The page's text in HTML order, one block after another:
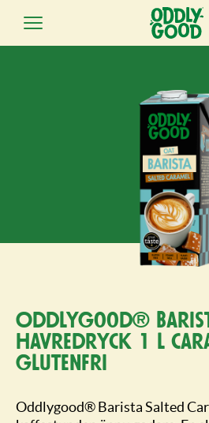
Oddlygood®
havredryck 1 l
glutenfri
Oddlygood® Barista Salted